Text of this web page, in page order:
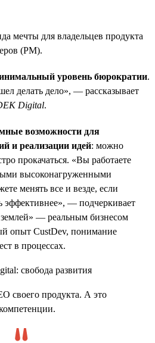
мечты для владельцев продукта
(PM).
уровень бюрократии.
делать дело», — рассказывает
Digital.
возможности для
и реализации идей: можно
прокачаться. «Вы работаете
высоконагруженными
менять все и везде, если
эффективнее», — подчеркивает
землей» — реальным бизнесом
опыт CustDev, понимание
в процессах.
своего продукта. А это